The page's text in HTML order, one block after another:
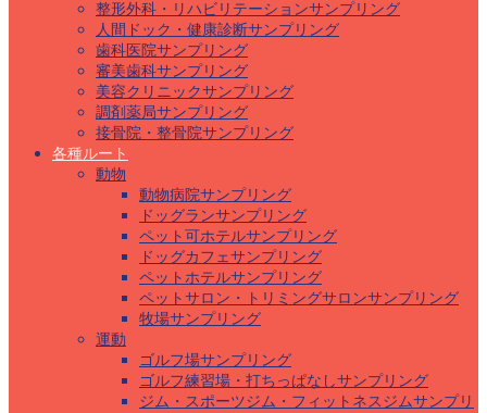
整形外科・リハビリテーションサンプリング
人間ドック・健康診断サンプリング
歯科医院サンプリング
審美歯科サンプリング
美容クリニックサンプリング
調剤薬局サンプリング
接骨院・整骨院サンプリング
各種ルート
動物
動物病院サンプリング
ドッグランサンプリング
ペット可ホテルサンプリング
ドッグカフェサンプリング
ペットホテルサンプリング
ペットサロン・トリミングサロンサンプリング
牧場サンプリング
運動
ゴルフ場サンプリング
ゴルフ練習場・打ちっぱなしサンプリング
ジム・スポーツジム・フィットネスジムサンプリ